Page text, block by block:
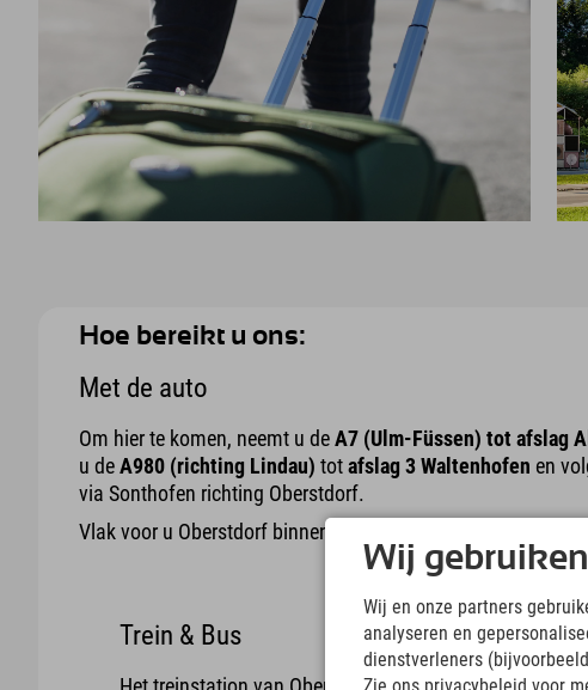
Hoe bereikt u ons:
Met de auto
Om hier te komen, neemt u deA7 (Ulm-Füssen) tot afslag
u deA980 (richting Lindau) totafslag 3 Waltenhofen en
via Sonthofen richting Oberstdorf.
Vlak voor u Oberstdorf binnenrijdt, vindt u het hotel aan de
Trein & Bus
Wij
Wij en onze partners
analyseren en
dienstverleners